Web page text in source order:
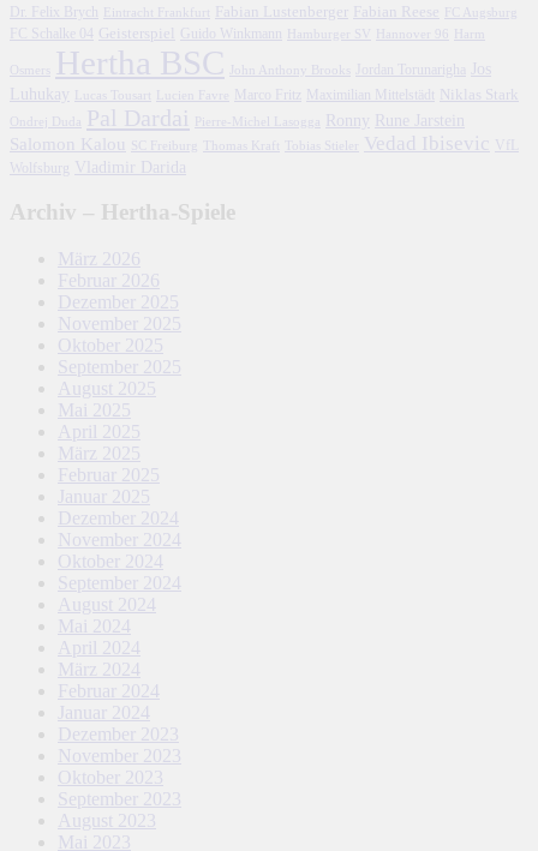
Dr. Felix Brych
Eintracht Frankfurt Fabian Lustenberger Fabian Reese
FC Schalke 04 Geisterspiel Guido Winkmann Hamburger SV
Hertha BSC Jordan Torunarigha
Jos
Luhukay
Lucien Favre Marco Fritz Maximilian Mittelstädt Niklas Stark
Pal Dardai Pierre-Michel Lasogga Ronny Rune Jarstein
Salomon Kalou SC Freiburg Thomas Kraft Tobias Stieler Vedad Ibisevic
VfL
Wolfsburg Vladimir Darida
Archiv – Hertha-Spiele
März 2026
Februar 2026
Dezember 2025
November 2025
Oktober 2025
September 2025
August 2025
Mai 2025
April 2025
März 2025
Februar 2025
Januar 2025
Dezember 2024
November 2024
Oktober 2024
September 2024
August 2024
Mai 2024
April 2024
März 2024
Februar 2024
Januar 2024
Dezember 2023
November 2023
Oktober 2023
September 2023
August 2023
Mai 2023